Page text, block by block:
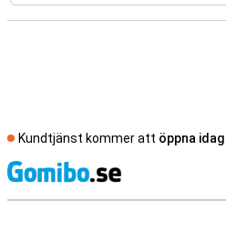
Kundtjänst kommer att öppna idag